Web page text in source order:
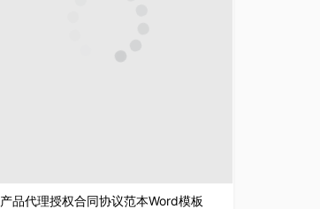
产品代理授权合同协议范本Word模板